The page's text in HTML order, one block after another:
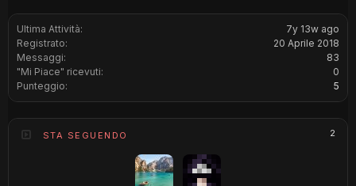
Ultima Attività:
7y 13w ago
Registrato:
20 Aprile 2018
Messaggi:
83
"Mi Piace" ricevuti:
0
Punteggio:
5
STA SEGUENDO 2